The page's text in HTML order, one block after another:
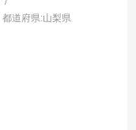
都道府県:山梨県